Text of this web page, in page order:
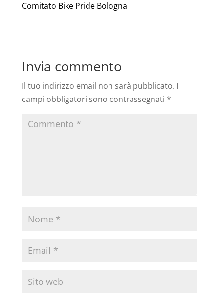
Comitato Bike Pride Bologna
Invia commento
Il tuo indirizzo email non sarà pubblicato. I
campi obbligatori sono contrassegnati *